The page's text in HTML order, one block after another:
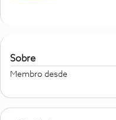
Sobre
Membro desde